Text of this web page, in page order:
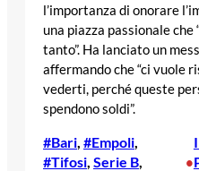
l’importanza di onorare
una piazza passionale
tanto”. Ha lanciato un
affermando che “ci vuole
vederti, perché queste
spendono soldi”.
#Bari #Empoli
#Tifosi Serie B •